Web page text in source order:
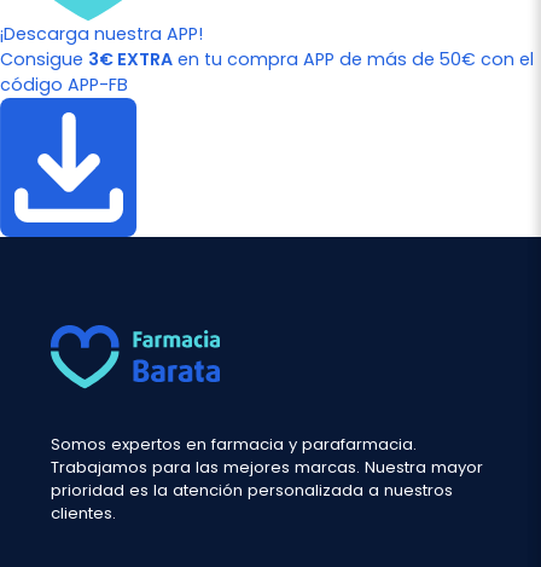
¡Descarga nuestra APP!
Consigue 3€ EXTRA en tu compra APP de más de 50€ con el
código APP-FB
Somos expertos en farmacia y parafarmacia.
Trabajamos para las mejores marcas. Nuestra mayor
prioridad es la atención personalizada a nuestros
clientes.